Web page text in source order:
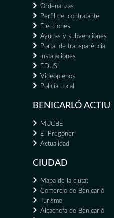
Ordenanzas
Perfil del contratante
Elecciones
Ayudas y subvenciones
Portal de transparència
Instalaciones
EDUSI
Videoplenos
Policía Local
BENICARLÓ ACTIU
MUCBE
El Pregoner
Actualidad
CIUDAD
Mapa de la ciutat
Comercio de Benicarló
Turismo
Alcachofa de Benicarló